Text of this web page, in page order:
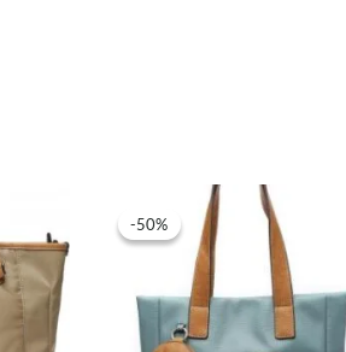
-50%
-50%